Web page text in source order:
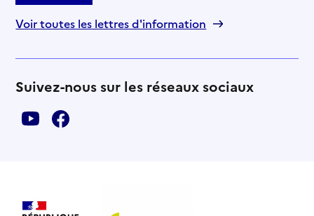
Voir toutes les lettres d'information
Suivez-nous sur les réseaux sociaux